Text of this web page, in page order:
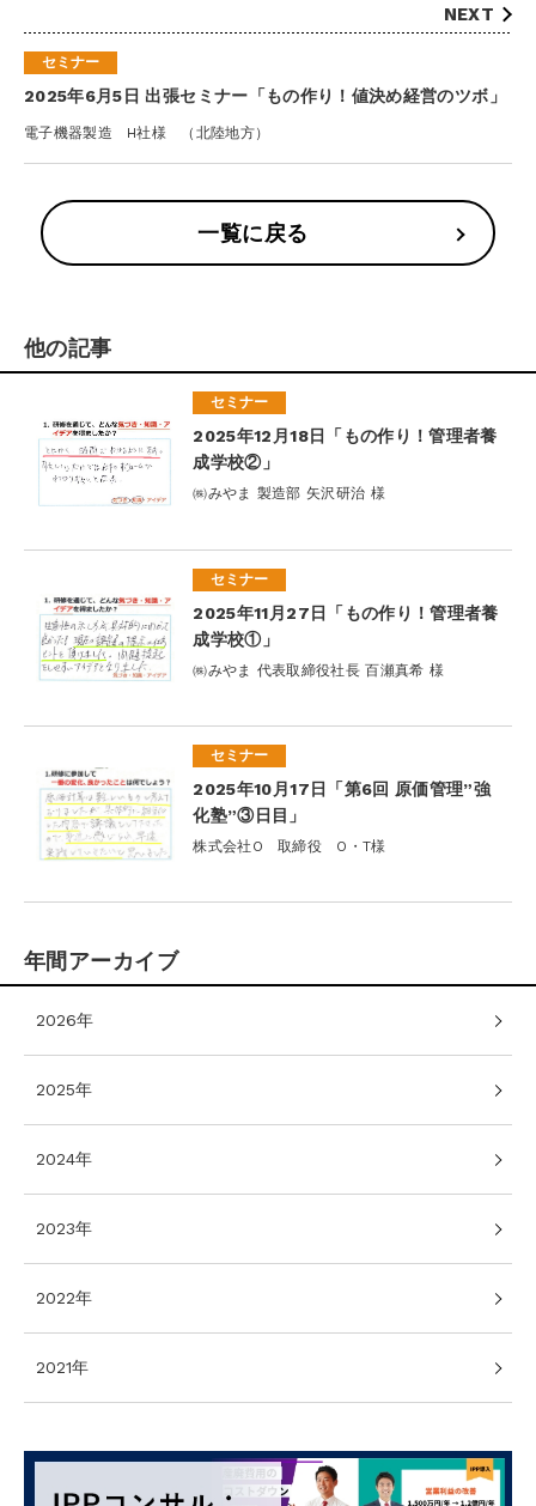
NEXT
セミナー
2025年6月5日 出張セミナー「もの作り！値決め経営のツボ」
電子機器製造 H社様 （北陸地方）
一覧に戻る
他の記事
セミナー
2025年12月18日「もの作り！管理者養
成学校②」
㈱みやま 製造部 矢沢研治 様
セミナー
2025年11月27日「もの作り！管理者養
成学校①」
㈱みやま 代表取締役社長 百瀬真希 様
セミナー
2025年10月17日「第6回 原価管理”強
化塾”③日目」
株式会社O 取締役 O・T様
年間アーカイブ
2026年
2025年
2024年
2023年
2022年
2021年